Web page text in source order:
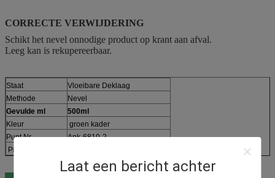
Laat een bericht achter
CORRECTE VERWIJDERING
Schikt het nevel onnodige product op krant aan afval.
Leeg kan is rekupereerbaar.
Staat
Vloeibare Deklaag
Methode
Nevel
Gevulde ml
500ml
Kleur
groen kader
Punt Nr.
Apk-6810-2
Pijpvorm